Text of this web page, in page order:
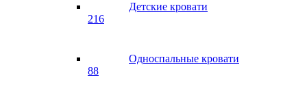
Детские кровати
216
Односпальные кровати
88